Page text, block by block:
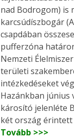
nad Bodrogom) is
karcsúdíszbogár
csapdában
pufferzóna
Nemzeti
területi
intézkedéseket
Hazánkban június
károsító jelenléte
két ország
Tovább >>>